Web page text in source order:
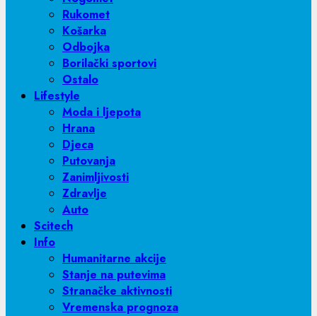
Rukomet
Košarka
Odbojka
Borilački sportovi
Ostalo
Lifestyle
Moda i ljepota
Hrana
Djeca
Putovanja
Zanimljivosti
Zdravlje
Auto
Scitech
Info
Humanitarne akcije
Stanje na putevima
Stranačke aktivnosti
Vremenska prognoza